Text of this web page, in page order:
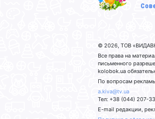
© 2026, ТОВ
Все права на
письменного
kolobok.ua
По вопросам
a.kiva@tv.ua
Тел: +38 (044) 207-
E-mail редакции,